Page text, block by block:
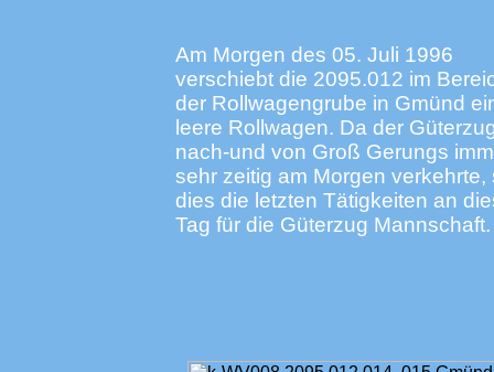
Am Morgen des 05. Juli 1996
verschiebt die 2095.012 im
der Rollwagengrube in Gmünd
leere Rollwagen. Da der
nach-und von Groß Gerungs
sehr zeitig am Morgen verkehrte,
dies die letzten Tätigkeiten an
Tag für die Güterzug Mannschaft.